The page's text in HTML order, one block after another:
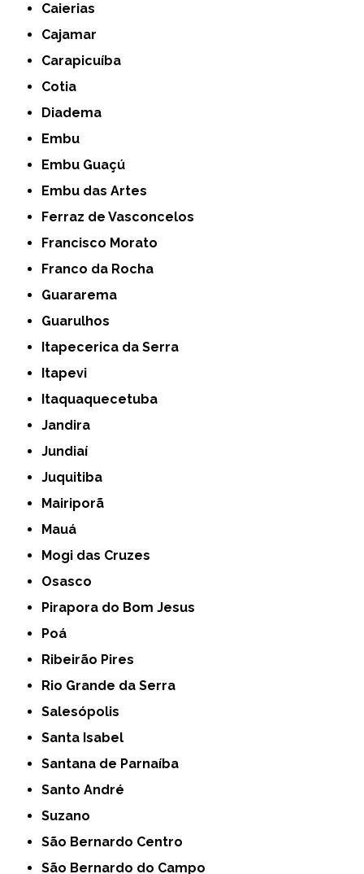
Caierias
Cajamar
Carapicuíba
Cotia
Diadema
Embu
Embu Guaçú
Embu das Artes
Ferraz de Vasconcelos
Francisco Morato
Franco da Rocha
Guararema
Guarulhos
Itapecerica da Serra
Itapevi
Itaquaquecetuba
Jandira
Jundiaí
Juquitiba
Mairiporã
Mauá
Mogi das Cruzes
Osasco
Pirapora do Bom Jesus
Poá
Ribeirão Pires
Rio Grande da Serra
Salesópolis
Santa Isabel
Santana de Parnaíba
Santo André
Suzano
São Bernardo Centro
São Bernardo do Campo